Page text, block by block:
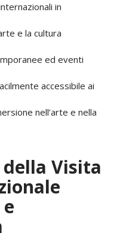
in
e la cultura
ed eventi
accessibile ai
nell’arte e nella
Visita